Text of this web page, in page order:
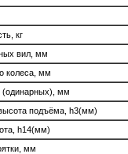
кг
вил, мм
колеса, мм
(одинарных), мм
подъёма, h3(мм)
h14(мм)
мм